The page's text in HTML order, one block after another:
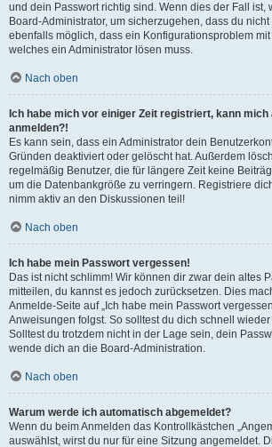
und dein Passwort richtig sind. Wenn dies der Fall ist,
Board-Administrator, um sicherzugehen, dass du
ebenfalls möglich, dass ein Konfigurationsproblem
welches ein Administrator lösen muss.
Nach oben
Ich habe mich vor einiger Zeit registriert, kann
anmelden?!
Es kann sein, dass ein Administrator dein
Gründen deaktiviert oder gelöscht hat. Außerdem
regelmäßig Benutzer, die für längere Zeit keine
um die Datenbankgröße zu verringern. Registriere
nimm aktiv an den Diskussionen teil!
Nach oben
Ich habe mein Passwort vergessen!
Das ist nicht schlimm! Wir können dir zwar dein altes
mitteilen, du kannst es jedoch zurücksetzen. Dies
Anmelde-Seite auf „Ich habe mein Passwort
Anweisungen folgst. So solltest du dich schnell
Solltest du trotzdem nicht in der Lage sein, dein
wende dich an die Board-Administration.
Nach oben
Warum werde ich automatisch abgemeldet?
Wenn du beim Anmelden das Kontrollkästchen
auswählst, wirst du nur für eine Sitzung angemeldet.